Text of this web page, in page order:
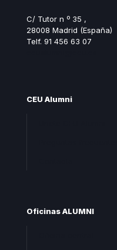
C/ Tutor n º 35 ,
28008 Madrid (España)
Telf. 91 456 63 07
CEU Alumni
Oficinas ALUMNI